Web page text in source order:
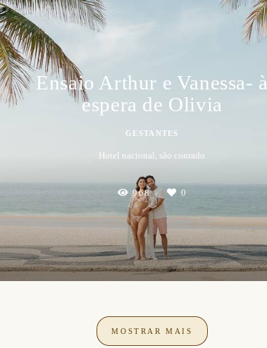
Ensaio Arthur e Vanessa- à
espera de Olivia
GESTANTES
Hotel nacional, são conrado
968 0
MOSTRAR MAIS